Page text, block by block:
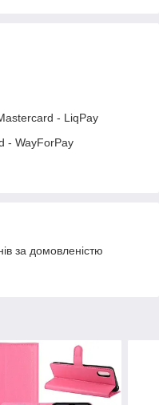
- LiqPay
- WayForPay
за домовленістю